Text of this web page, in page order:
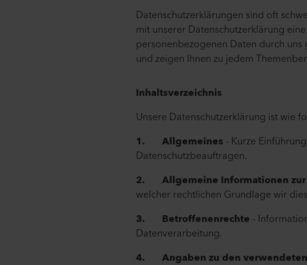
Datenschutzerklärungen sind oft
mit unserer Datenschutzerklärung
personenbezogenen Daten durch
und zeigen Ihnen zu jedem
Inhaltsverzeichnis
Unsere Datenschutzerklärung ist wie
1. Allgemeines - Kurze
Datenschutzbeauftragen.
2. Allgemeine Informationen zur
welcher rechtlichen Grundlage wir
3. Betroffenenrechte -
Datenverarbeitung.
4. Angaben zu den verwendeten